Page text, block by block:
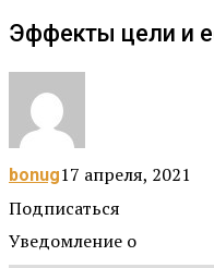
Эффекты цели и
bonug17 апреля, 2021
Подписаться
Уведомление о